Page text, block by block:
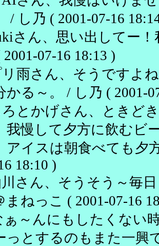
/ し乃 ( 2001-07-16
さん、思い出してー
2001-07-16 18:13 )
雨さん、そうですよ
かる～。 / し乃 ( 2001-
とかげさん、ときど
我慢して夕方に飲むビ
アイスは朝食べても夕
18:10 )
さん、そうそう～毎
まねっこ ( 2001-07-16
ぁ～んにもしたくない
っとするのもまた一興